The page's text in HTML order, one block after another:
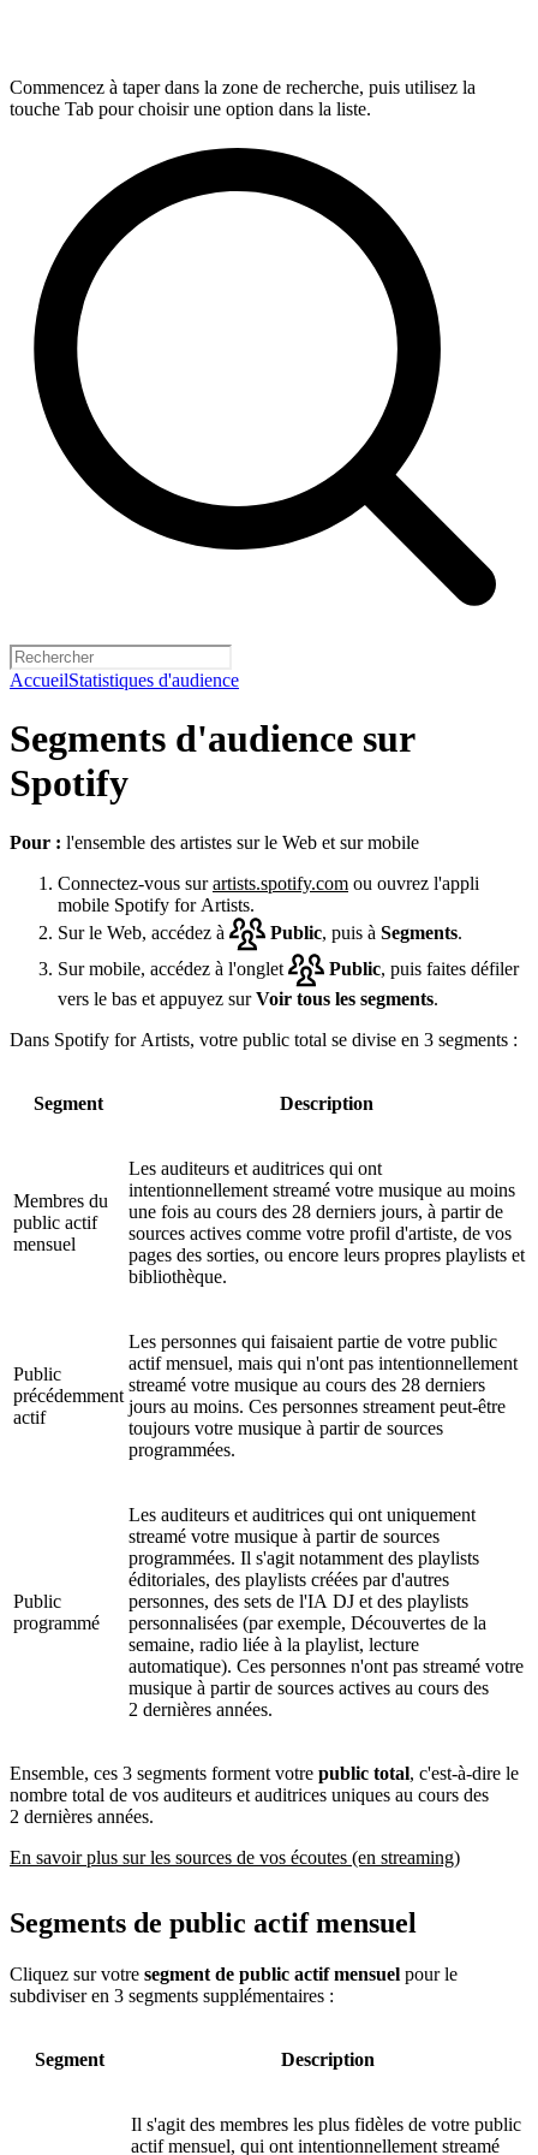
Commencez à taper dans la zone de recherche, puis utilisez la
touche Tab pour choisir une option dans la liste.
AccueilStatistiques d'audience
Segments d'audience sur
Spotify
Pour : l'ensemble des artistes sur le Web et sur mobile
Connectez-vous surartists.spotify.com ou ouvrez l'appli
mobile Spotify for Artists.
Sur le Web, accédez à
Public, puis à Segments.
Sur mobile, accédez à l'onglet
Public, puis faites défiler
vers le bas et appuyez surVoir tous les segments.
Dans Spotify for Artists, votre public total se divise en 3 segments :
Segment Description
Membres du
public actif
mensuel
Les auditeurs et auditrices qui ont
intentionnellement streamé votre musique au moins
une fois au cours des 28 derniers jours, à partir de
sources actives comme votre profil d'artiste, de vos
pages des sorties, ou encore leurs propres playlists et
bibliothèque.
Public
précédemment
actif
Les personnes qui faisaient partie de votre public
actif mensuel, mais qui n'ont pas intentionnellement
streamé votre musique au cours des 28 derniers
jours au moins. Ces personnes streament peut-être
toujours votre musique à partir de sources
programmées.
Public
programmé
Les auditeurs et auditrices qui ont uniquement
streamé votre musique à partir de sources
programmées. Il s'agit notamment des playlists
éditoriales, des playlists créées par d'autres
personnes, des sets de l'IA DJ et des playlists
personnalisées (par exemple, Découvertes de la
semaine, radio liée à la playlist, lecture
automatique). Ces personnes n'ont pas streamé votre
musique à partir de sources actives au cours des
2 dernières années.
Ensemble, ces 3 segments forment votre public total, c'est-à-dire le
nombre total de vos auditeurs et auditrices uniques au cours des
2 dernières années.
En savoir plus sur les sources de vos écoutes (en streaming)
Segments de public actif mensuel
Cliquez sur votre segment de public actif mensuel pour le
subdiviser en 3 segments supplémentaires :
Segment Description
Il s'agit des membres les plus fidèles de votre public
actif mensuel, qui ont intentionnellement streamé